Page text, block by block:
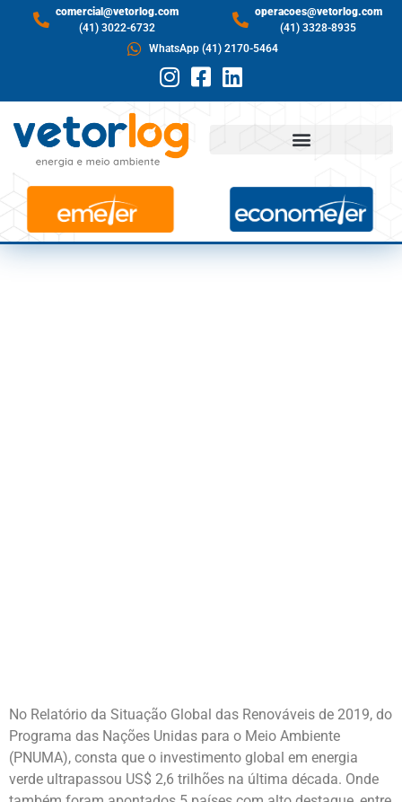
comercial@vetorlog.com
(41) 3022-6732
operacoes@vetorlog.com
(41) 3328-8935
WhatsApp (41) 2170-5464
CONHEÇA OS PAÍSES
No Relatório da Situação Global das Renováveis de 2019, do
Programa das Nações Unidas para o Meio Ambiente
(PNUMA), consta que o investimento global em energia
verde ultrapassou US$ 2,6 trilhões na última década. Onde